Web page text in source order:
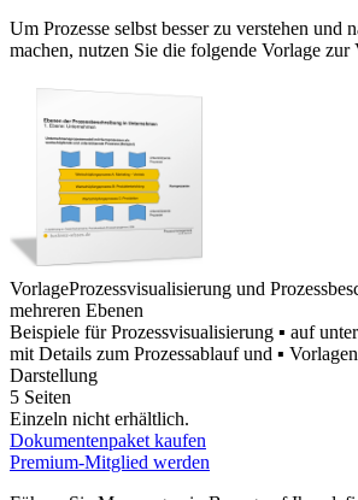
Um Prozesse selbst besser zu verstehen und
machen, nutzen Sie die folgende Vorlage zur
VorlageProzessvisualisierung und
mehreren Ebenen
Beispiele für Prozessvisualisierung ▪ auf
mit Details zum Prozessablauf und ▪
Darstellung
5 Seiten
Einzeln nicht erhältlich.
Dokumentenpaket kaufen
Premium-Mitglied werden